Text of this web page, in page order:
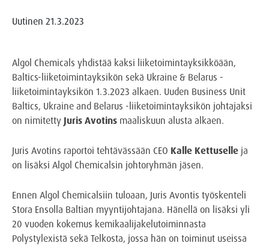
Uutinen 21.3.2023
Algol Chemicals yhdistää kaksi liiketoimintayksikköään,
Baltics-liiketoimintayksikön sekä Ukraine & Belarus -
liiketoimintayksikön 1.3.2023 alkaen. Uuden Business Unit
Baltics, Ukraine and Belarus -liiketoimintayksikön johtajaksi
on nimitetty Juris Avotins maaliskuun alusta alkaen.
Juris Avotins raportoi tehtävässään CEO Kalle Kettuselle ja
on lisäksi Algol Chemicalsin johtoryhmän jäsen.
Ennen Algol Chemicalsiin tuloaan, Juris Avontis työskenteli
Stora Ensolla Baltian myyntijohtajana. Hänellä on lisäksi yli
20 vuoden kokemus kemikaalijakelutoiminnasta
Polystylexistä sekä Telkosta, jossa hän on toiminut useissa